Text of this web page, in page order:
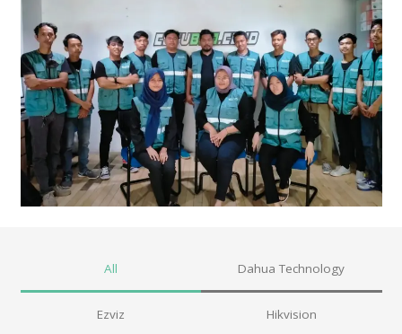
All Dahua Technology
Ezviz Hikvision